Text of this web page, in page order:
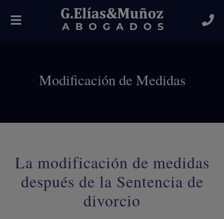
Alternar
navegación
Modificación de Medidas
La modificación de medidas
después de la Sentencia de
divorcio